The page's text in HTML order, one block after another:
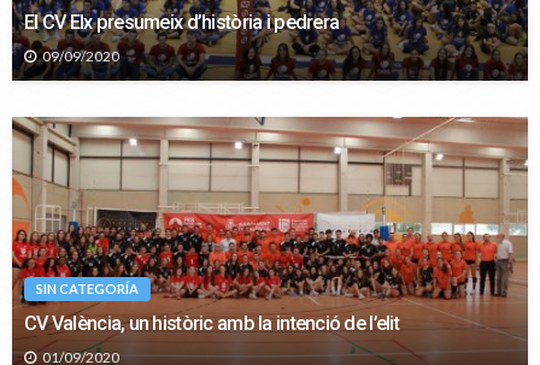
El CV Elx presumeix d’història i pedrera
09/09/2020
SIN CATEGORÍA
CV València, un històric amb la intenció de l’elit
01/09/2020